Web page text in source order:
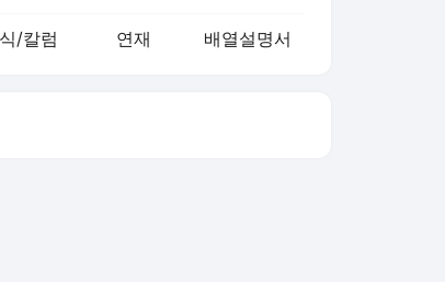
/칼럼 연재 배열설명서